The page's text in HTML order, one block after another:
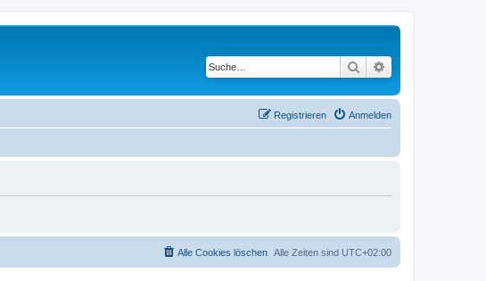
Suche
Anmelden
Registrieren
Alle Zeiten sind UTC+02:00
Alle Cookies löschen